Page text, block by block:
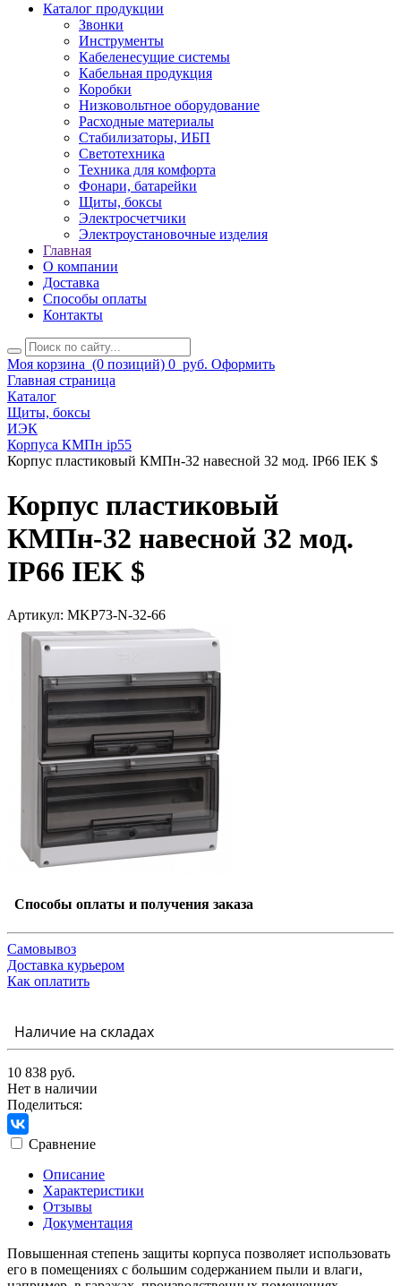
Каталог продукции
Звонки
Инструменты
Кабеленесущие системы
Кабельная продукция
Коробки
Низковольтное оборудование
Расходные материалы
Стабилизаторы, ИБП
Светотехника
Техника для комфорта
Фонари, батарейки
Щиты, боксы
Электросчетчики
Электроустановочные изделия
Главная
О компании
Доставка
Способы оплаты
Контакты
Моя корзина (0 позиций) 0 руб. Оформить
Главная страница
Каталог
Щиты, боксы
ИЭК
Корпуса КМПн ip55
Корпус пластиковый КМПн-32 навесной 32 мод. IP66 IEK $
Корпус пластиковый
КМПн-32 навесной 32 мод.
IP66 IEK $
Артикул: MKP73-N-32-66
Способы оплаты и получения заказа
Самовывоз
Доставка курьером
Как оплатить
Наличие на складах
10 838 руб.
Нет в наличии
Поделиться:
Сравнение
Описание
Характеристики
Отзывы
Документация
Повышенная степень защиты корпуса позволяет использовать
его в помещениях с большим содержанием пыли и влаги,